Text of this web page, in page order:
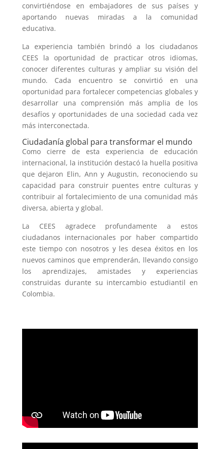
convirtiéndose en embajadores de sus países y
aportando nuevas miradas a la comunidad
educativa.
La experiencia también brindó a los ciudadanos
CEES la oportunidad de practicar otros idiomas,
conocer diferentes culturas y ampliar su visión del
mundo. Cada encuentro se convirtió en una
oportunidad para fortalecer competencias globales y
desarrollar una comprensión más amplia de los
desafíos y oportunidades de una sociedad cada vez
más interconectada.
Ciudadanía global para transformar el mundo
Como cierre de esta experiencia de educación
internacional, la institución destacó la huella positiva
que dejaron Elin, Ann y Augustin, reconociendo su
capacidad para construir puentes entre culturas y
contribuir al fortalecimiento de una comunidad más
diversa, abierta y global.
La CEES agradece profundamente a estos
ciudadanos internacionales por haber compartido
este tiempo con nosotros y les desea éxitos en los
nuevos caminos que emprenderán, llevando consigo
los aprendizajes, amistades y experiencias
construidas durante su intercambio estudiantil en
Colombia.